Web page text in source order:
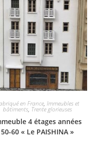
en France, Immeubles et
bâtiments, Trente glorieuses
4 étages années
50-60 « Le PAISHINA »